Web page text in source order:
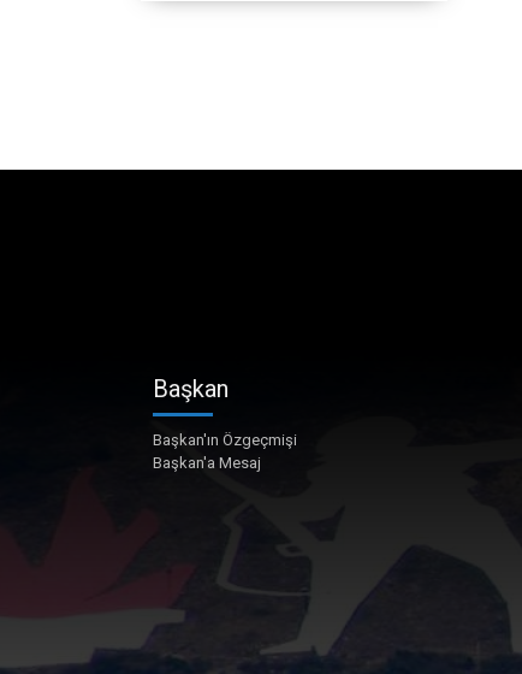
Başkan
Başkan'ın Özgeçmişi
Başkan'a Mesaj